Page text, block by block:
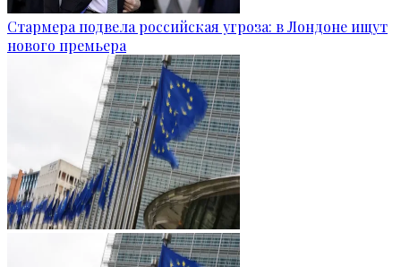
Стармера подвела российская угроза: в Лондоне ищут
нового премьера